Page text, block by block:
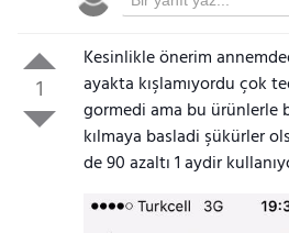
1
Kesinlikle önerim
ayakta kışlamıyordu çok
gormedi ama bu ürünlerle
kılmaya basladi şükürler
de 90 azaltı 1 aydir